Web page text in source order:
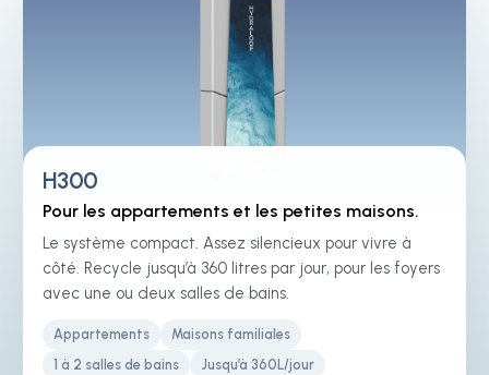
H300
Pour les appartements et les petites maisons.
Le système compact. Assez silencieux pour vivre à
côté. Recycle jusqu’à 360 litres par jour, pour les foyers
avec une ou deux salles de bains.
Appartements
Maisons familiales
1 à 2 salles de bains
Jusqu’à 360L/jour